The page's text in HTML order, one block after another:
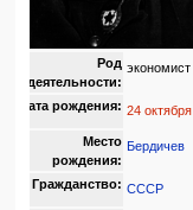
Род
деятельности:
экономист
Дата рождения: 24 октября
Место
рождения:
Бердичев
Гражданство: СССР